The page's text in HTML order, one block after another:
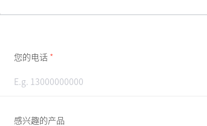
您的电话 *
感兴趣的产品